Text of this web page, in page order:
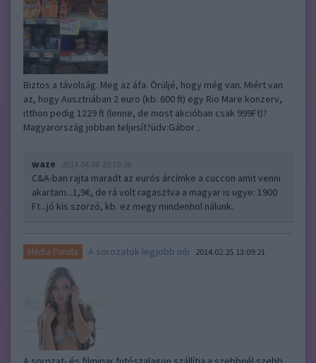
Biztos a távolság. Meg az áfa. Örüljé, hogy még van. Miért van
az, hogy Ausztriában 2 euro (kb. 600 ft) egy Rio Mare konzerv,
itthon pedig 1229 ft (lenne, de most akcióban csak 999Ft)?
Magyarország jobban teljesít?üdv:Gábor ..
waze 2014.04.08 22:10:20
C&A-ban rajta maradt az eurós árcímke a cuccon amit venni
akartam...1,9€, de rá volt ragasztva a magyar is ugye: 1900
Ft...jó kis szorzó, kb. ez megy mindenhol nálunk.
Média Panda A sorozatok legjobb női 2014.02.25 13:09:21